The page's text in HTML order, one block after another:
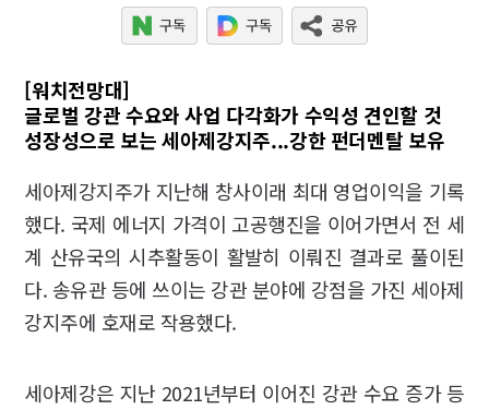
[워치전망대]
글로벌 강관 수요와 사업 다각화가 수익성 견인할 것
성장성으로 보는 세아제강지주...강한 펀더멘탈 보유
세아제강지주가 지난해 창사이래 최대 영업이익을 기록
했다. 국제 에너지 가격이 고공행진을 이어가면서 전 세
계 산유국의 시추활동이 활발히 이뤄진 결과로 풀이된
다. 송유관 등에 쓰이는 강관 분야에 강점을 가진 세아제
강지주에 호재로 작용했다.
세아제강은 지난 2021년부터 이어진 강관 수요 증가 등